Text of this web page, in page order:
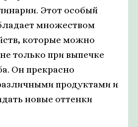
Этот особый
множеством
которые можно
только при выпечке
Он прекрасно
продуктами и
новые оттенки